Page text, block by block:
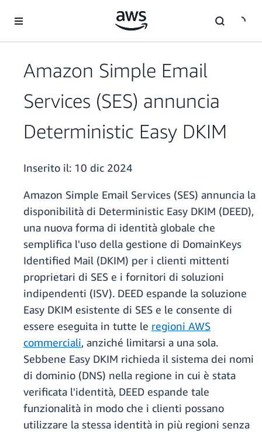
Amazon Simple Email
Services (SES) annuncia
Deterministic Easy DKIM
Inserito il: 10 dic 2024
Amazon Simple Email Services (SES) annuncia la
disponibilità di Deterministic Easy DKIM (DEED),
una nuova forma di identità globale che
semplifica l'uso della gestione di DomainKeys
Identified Mail (DKIM) per i clienti mittenti
proprietari di SES e i fornitori di soluzioni
indipendenti (ISV). DEED espande la soluzione
Easy DKIM esistente di SES e le consente di
essere eseguita in tutte le regioni AWS
commerciali, anziché limitarsi a una sola.
Sebbene Easy DKIM richieda il sistema dei nomi
di dominio (DNS) nella regione in cui è stata
verificata l'identità, DEED espande tale
funzionalità in modo che i clienti possano
utilizzare la stessa identità in più regioni senza